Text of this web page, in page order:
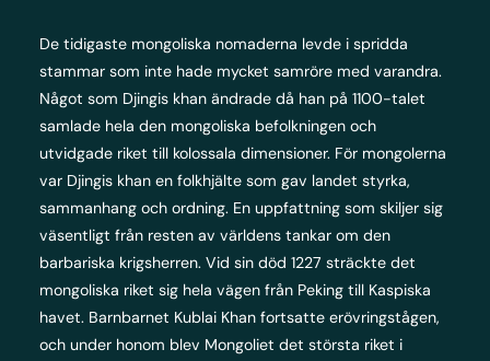
De tidigaste mongoliska nomaderna levde i spridda
stammar som inte hade mycket samröre med varandra.
Något som Djingis khan ändrade då han på 1100-talet
samlade hela den mongoliska befolkningen och
utvidgade riket till kolossala dimensioner. För mongolerna
var Djingis khan en folkhjälte som gav landet styrka,
sammanhang och ordning. En uppfattning som skiljer sig
väsentligt från resten av världens tankar om den
barbariska krigsherren. Vid sin död 1227 sträckte det
mongoliska riket sig hela vägen från Peking till Kaspiska
havet. Barnbarnet Kublai Khan fortsatte erövringstågen,
och under honom blev Mongoliet det största riket i